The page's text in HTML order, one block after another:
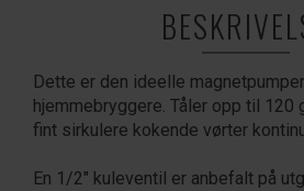
Dette er den ideelle
hjemmebryggere. Tåler opp til 120
fint sirkulere kokende vørter
En 1/2" kuleventil er anbefalt på